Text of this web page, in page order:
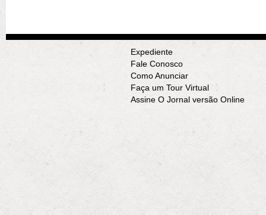
Expediente
Fale Conosco
Como Anunciar
Faça um Tour Virtual
Assine O Jornal versão Online